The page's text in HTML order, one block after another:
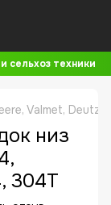
сельхоз техники
Valmet,
низ
304T